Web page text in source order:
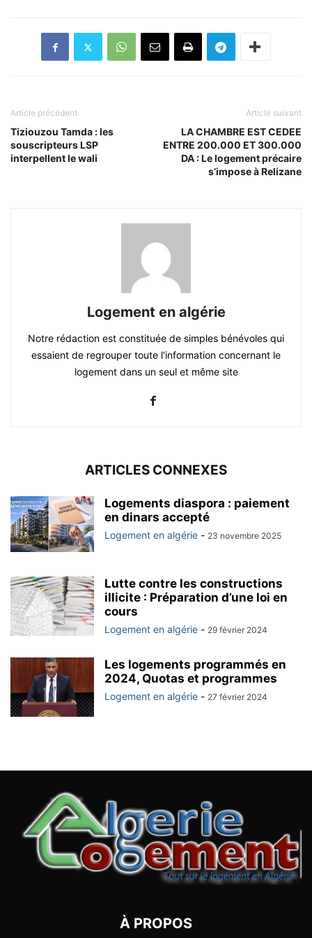
Article précédent
Tiziouzou Tamda : les
souscripteurs LSP
interpellent le wali
Article suivant
LA CHAMBRE EST CEDEE
ENTRE 200.000 ET 300.000
DA : Le logement précaire
s’impose à Relizane
Logement en algérie
Notre rédaction est constituée de simples bénévoles qui
essaient de regrouper toute l'information concernant le
logement dans un seul et même site
ARTICLES CONNEXES
Logements diaspora : paiement
en dinars accepté
Logement en algérie - 23 novembre 2025
Lutte contre les constructions
illicite : Préparation d’une loi en
cours
Logement en algérie - 29 février 2024
Les logements programmés en
2024, Quotas et programmes
Logement en algérie - 27 février 2024
À PROPOS